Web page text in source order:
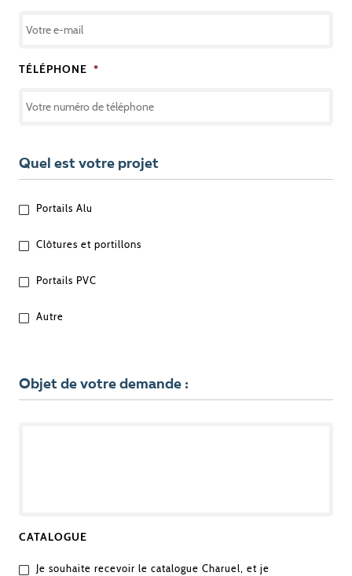
TÉLÉPHONE *
Quel est votre projet
QUEL
VOTRE
PROJET
Portails Alu
Clôtures et portillons
Portails PVC
Autre
Objet de votre demande :
CATALOGUE
Je souhaite recevoir le catalogue Charuel, et je